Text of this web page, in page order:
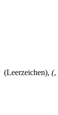
(Leerzeichen), (,